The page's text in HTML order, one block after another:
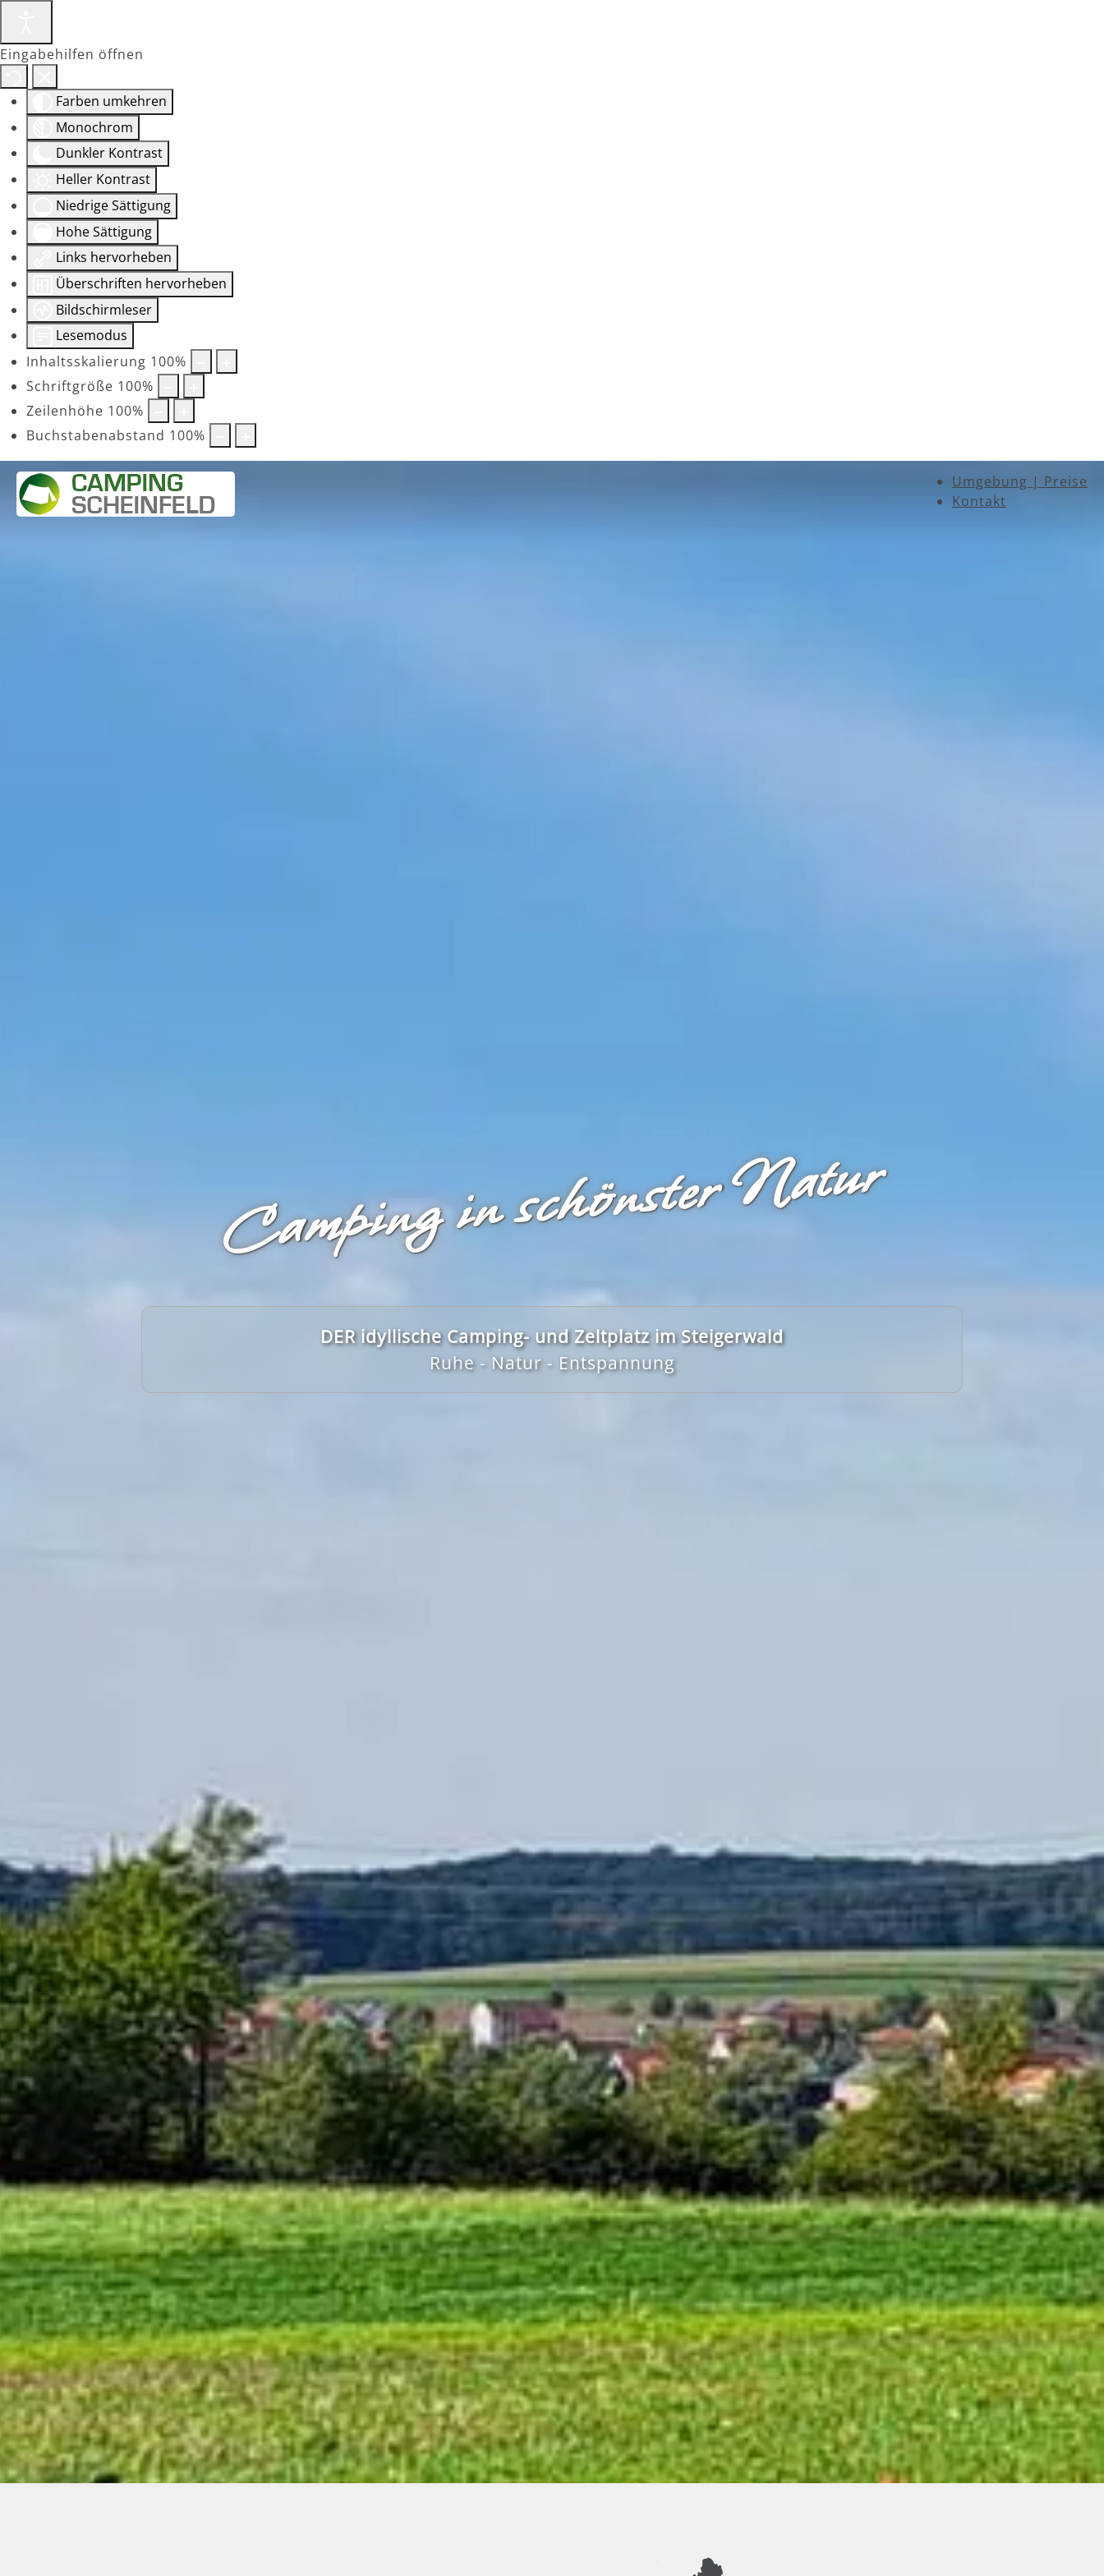
Eingabehilfen öffnen
Farben umkehren
Monochrom
Dunkler Kontrast
Heller Kontrast
Niedrige Sättigung
Hohe Sättigung
Links hervorheben
Überschriften hervorheben
Bildschirmleser
Lesemodus
Inhaltsskalierung 100%
Schriftgröße 100%
Zeilenhöhe 100%
Buchstabenabstand 100%
Umgebung | Preise
Kontakt
Camping in schönster Natur
DER idyllische Camping- und Zeltplatz im Steigerwald
Ruhe - Natur - Entspannung